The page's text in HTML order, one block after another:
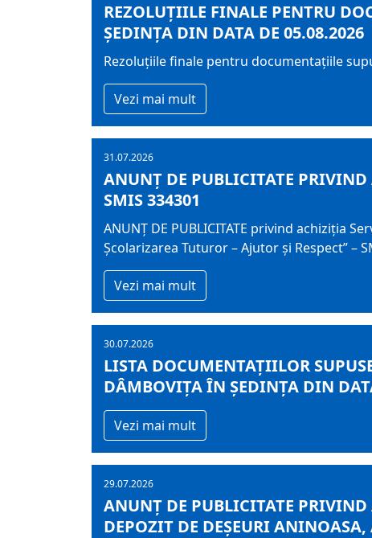
REZOLUȚIILE FINALE PENTRU
ȘEDINȚA DIN DATA DE 05.08.2026
Rezoluțiile finale pentru documentațiile
Vezi mai mult
31.07.2026
ANUNȚ DE PUBLICITATE
SMIS 334301
ANUNȚ DE PUBLICITATE privind achiziţia
Școlarizarea Tuturor – Ajutor și Respect” –
Vezi mai mult
30.07.2026
LISTA DOCUMENTAŢIILOR
DÂMBOVIŢA ÎN ŞEDINŢA DIN
Vezi mai mult
29.07.2026
ANUNȚ DE PUBLICITATE
DEPOZIT DE DEȘEURI